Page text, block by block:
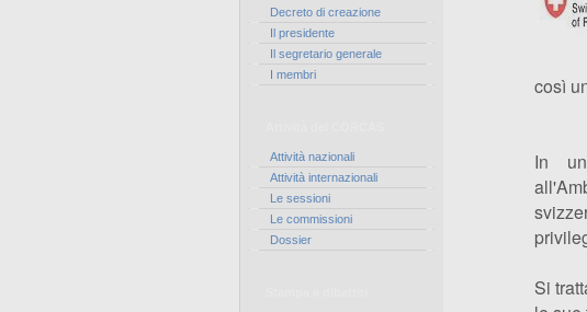
Decreto di creazione
Il presidente
Il segretario generale
I membri
Attività nazionali
Attività internazionali
Le sessioni
Le commissioni
Dossier
così
In
Si